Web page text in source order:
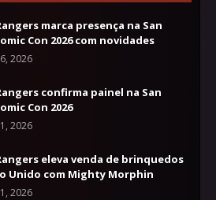
marca presença na San
Con 2026 com novidades
2026
confirma painel na San
Con 2026
2026
eleva venda de brinquedos
Unido com Mighty Morphin
2026